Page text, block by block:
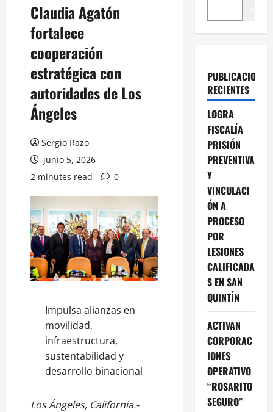
Claudia Agatón
fortalece
cooperación
estratégica con
autoridades de Los
Ángeles
Sergio Razo
junio 5, 2026
2 minutes read
0
Impulsa alianzas en
movilidad,
infraestructura,
sustentabilidad y
desarrollo binacional
Los Ángeles, California.-
PUBLICACIONES
RECIENTES
LOGRA
FISCALÍA
PRISIÓN
PREVENTIVA
Y
VINCULACI
ÓN A
PROCESO
POR
LESIONES
CALIFICADA
S EN SAN
QUINTÍN
ACTIVAN
CORPORAC
IONES
OPERATIVO
“ROSARITO
SEGURO”